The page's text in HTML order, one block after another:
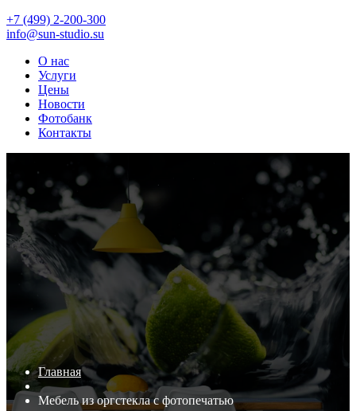
+7 (499) 2-200-300
info@sun-studio.su
О нас
Услуги
Цены
Новости
Фотобанк
Контакты
Главная
Мебель из оргстекла с фотопечатью